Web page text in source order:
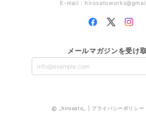
E-mail：
メールマガジンを受け
_hirosato_ | プライバシーポリシー